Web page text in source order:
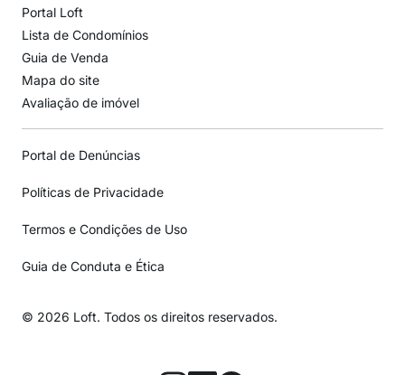
Portal Loft
Lista de Condomínios
Guia de Venda
Mapa do site
Avaliação de imóvel
Portal de Denúncias
Políticas de Privacidade
Termos e Condições de Uso
Guia de Conduta e Ética
© 2026 Loft. Todos os direitos reservados.